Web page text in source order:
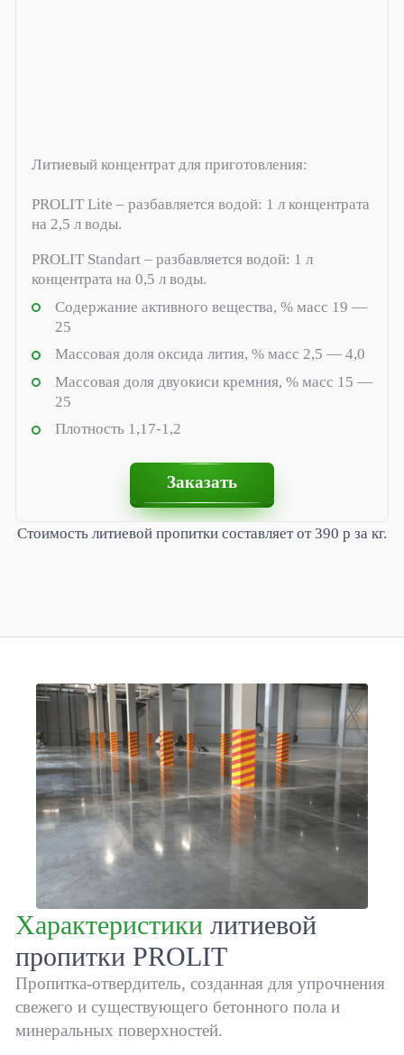
Литиевый концентрат для приготовления:
PROLIT Lite – разбавляется водой: 1 л концентрата
на 2,5 л воды.
PROLIT Standart – разбавляется водой: 1 л
концентрата на 0,5 л воды.
Содержание активного вещества, % масс 19 —
25
Массовая доля оксида лития, % масс 2,5 — 4,0
Массовая доля двуокиси кремния, % масс 15 —
25
Плотность 1,17-1,2
Заказать
Стоимость литиевой пропитки составляет от 390 р за кг.
Характеристики литиевой
пропитки PROLIT
Пропитка-отвердитель, созданная для упрочнения
свежего и существующего бетонного пола и
минеральных поверхностей.